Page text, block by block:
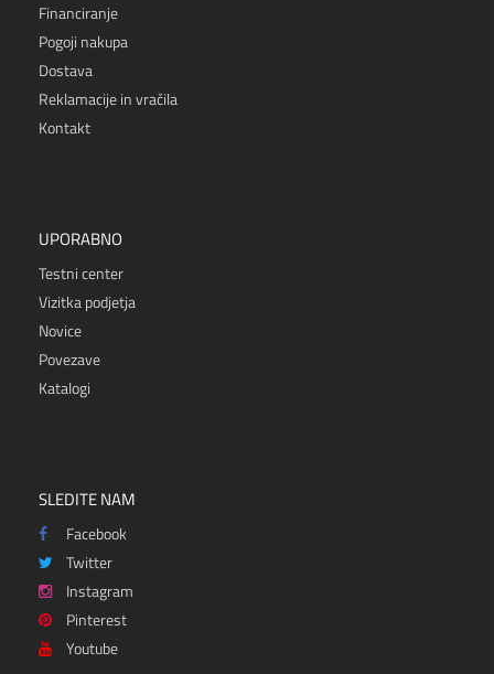
Financiranje
Pogoji nakupa
Dostava
Reklamacije in vračila
Kontakt
UPORABNO
Testni center
Vizitka podjetja
Novice
Povezave
Katalogi
SLEDITE NAM
Facebook
Twitter
Instagram
Pinterest
Youtube